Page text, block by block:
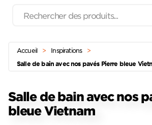
contenu
Accueil > Inspirations
>
Salle de bain avec nos pavés Pierre bleue
Salle de bain avec nos
bleue Vietnam